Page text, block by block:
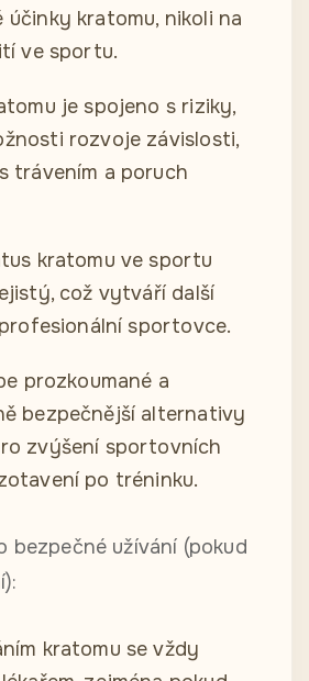
účinky kratomu, nikoli na
ve sportu.
je spojeno s riziky,
rozvoje závislosti,
trávením a poruch
kratomu ve sportu
což vytváří další
sportovce.
prozkoumané a
bezpečnější alternativy
zvýšení sportovních
po tréninku.
bezpečné užívání (pokud
kratomu se vždy